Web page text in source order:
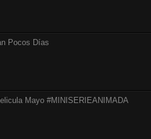
Pocos Días
Mayo #MINISERIEANIMADA